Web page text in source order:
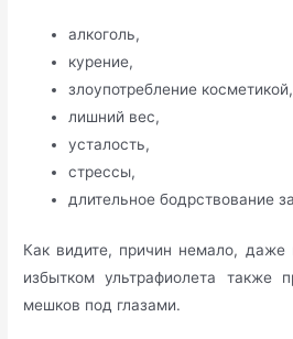
алкоголь,
курение,
злоупотребление косметикой,
лишний вес,
усталость,
стрессы,
длительное бодрствование
Как видите, причин немало,
избытком ультрафиолета также
мешков под глазами.